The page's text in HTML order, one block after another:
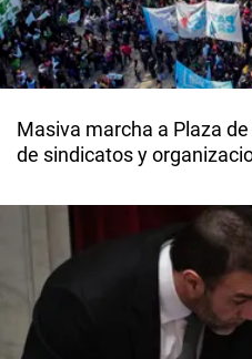
Masiva marcha a Plaza
de sindicatos y